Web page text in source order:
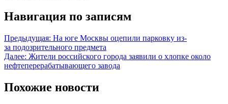
Навигация по записям
Предыдущая: На юге Москвы оцепили парковку из-
за подозрительного предмета
Далее: Жители российского города заявили о хлопке около
нефтеперерабатывающего завода
Похожие новости